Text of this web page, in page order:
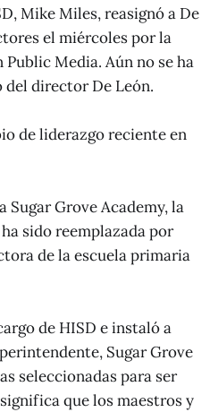
Mike Miles, reasignó a De
el miércoles por la
Media. Aún no se ha
del director De León.
de liderazgo reciente en
Sugar Grove Academy, la
sido reemplazada por
de la escuela primaria
de HISD e instaló a
Sugar Grove
seleccionadas para ser
que los maestros y